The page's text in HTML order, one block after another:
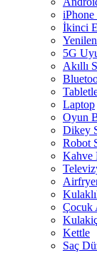
İkinci
5G
Akıllı
Laptop
Oyun
Dikey
Robot
Kahve
Çocuk
Kettle
Saç